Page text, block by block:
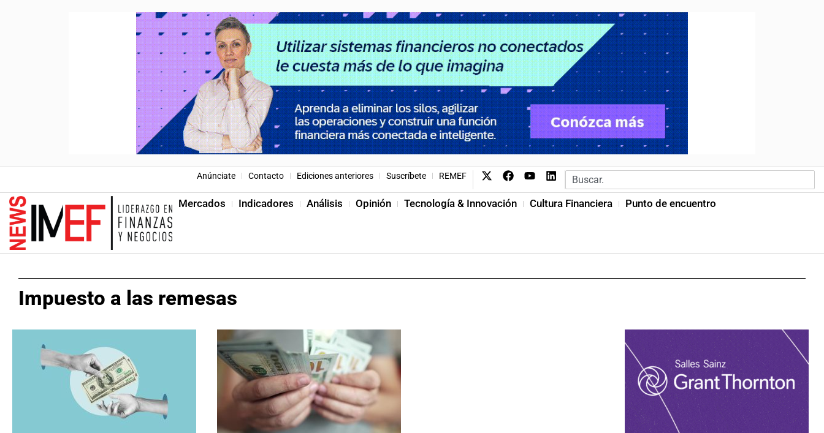
Anúnciate Contacto Ediciones anteriores Suscríbete REMEF
Mercados Indicadores Análisis Opinión Tecnología & Innovación Cultura Financiera Punto de encuentro
Impuesto a las remesas